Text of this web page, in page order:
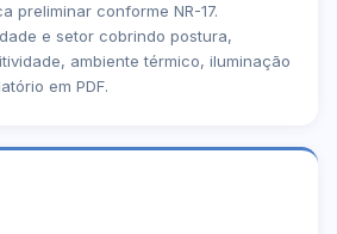
preliminar conforme NR-17.
e setor cobrindo postura,
ambiente térmico, iluminação
em PDF.